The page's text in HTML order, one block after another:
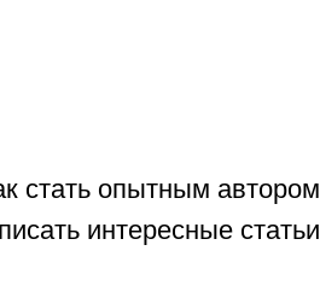
стать опытным автором
интересные статьи